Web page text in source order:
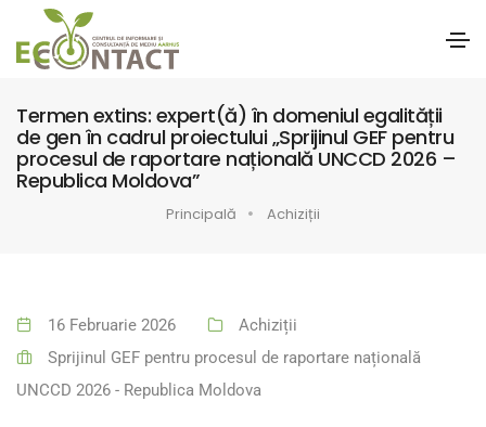
Termen extins: expert(ă) în domeniul egalității
de gen în cadrul proiectului „Sprijinul GEF pentru
procesul de raportare națională UNCCD 2026 –
Republica Moldova”
Principală Achiziții
16 Februarie 2026
Achiziții
Sprijinul GEF pentru procesul de raportare națională
UNCCD 2026 - Republica Moldova